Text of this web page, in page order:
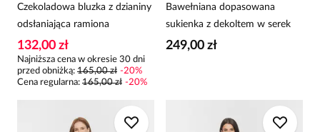
Czekoladowa bluzka z dzianiny
odsłaniająca ramiona
132,00 zł
Najniższa cena w okresie 30 dni
przed obniżką: 165,00 zł -20%
Cena regularna: 165,00 zł -20%
Bawełniana dopasowana
sukienka z dekoltem w serek
249,00 zł